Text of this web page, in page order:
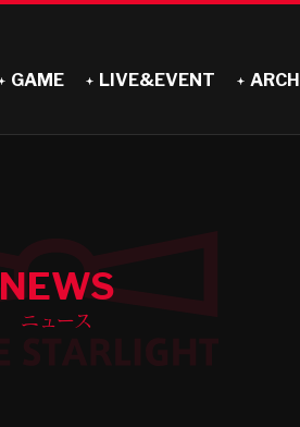
GAME LIVE&EVENT
NEWS
ニュース